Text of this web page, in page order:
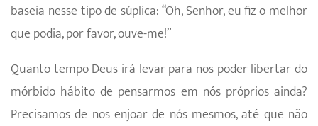
baseia nesse tipo de súplica: “Oh, Senhor, eu fiz o melhor
que podia, por favor, ouve-me!”
Quanto tempo Deus irá levar para nos poder libertar do
mórbido hábito de pensarmos em nós próprios ainda?
Precisamos de nos enjoar de nós mesmos, até que não